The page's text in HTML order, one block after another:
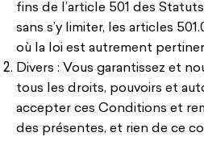
fins de l’article 501 des
sans s’y limiter, les articles
où la loi est autrement
Divers : Vous garantissez et
tous les droits, pouvoirs et
accepter ces Conditions et
des présentes, et rien de ce